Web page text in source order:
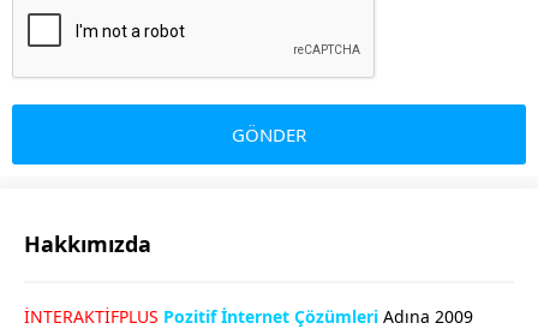
Hakkımızda
İNTERAKTİFPLUS Pozitif İnternet Çözümleri Adına 2009
GÖKHAN GÖKMEN